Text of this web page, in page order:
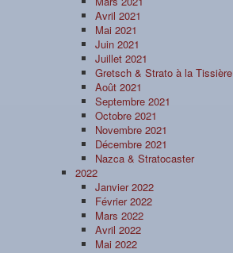
Avril 2021
Mai 2021
Juin 2021
Juillet 2021
Gretsch & Strato à la Tissière
Août 2021
Septembre 2021
Octobre 2021
Novembre 2021
Décembre 2021
Nazca & Stratocaster
2022
Janvier 2022
Février 2022
Mars 2022
Avril 2022
Mai 2022